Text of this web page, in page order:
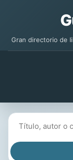
Gran directorio de